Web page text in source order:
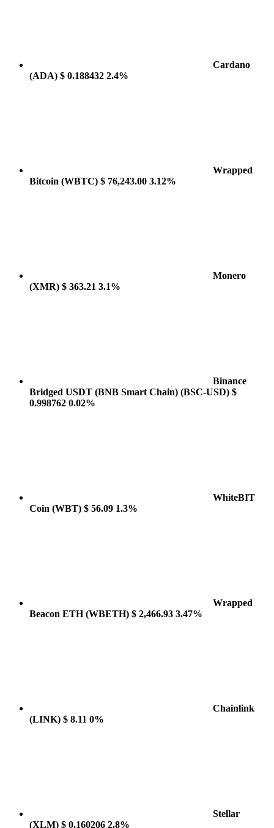
Cardano
(ADA) $ 0.188432 2.4%
Wrapped
Bitcoin (WBTC) $ 76,243.00 3.12%
Monero
(XMR) $ 363.21 3.1%
Binance
Bridged USDT (BNB Smart Chain) (BSC-USD) $
0.998762 0.02%
WhiteBIT
Coin (WBT) $ 56.09 1.3%
Wrapped
Beacon ETH(WBETH) $ 2,466.93 3.47%
Chainlink
(LINK) $ 8.11 0%
Stellar
(XLM) $ 0.160206 2.8%